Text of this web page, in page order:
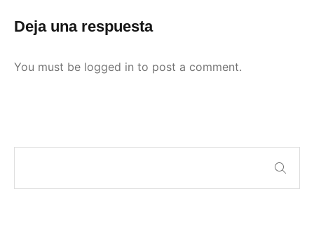
Deja una respuesta
You must be logged in to post a comment.